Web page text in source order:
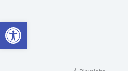
Ouvrir la barre d’outils